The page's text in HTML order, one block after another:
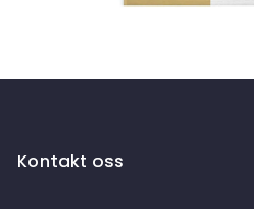
Kontakt oss